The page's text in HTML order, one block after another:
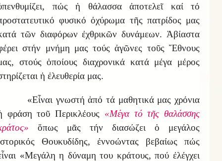
πώς ἡ θάλασσα ἀποτελεῖ καί τό
φυσικό ὀχύρωμα τῆς πατρίδος μας
τῶν διαφόρων ἐχθρικῶν δυνάμεων. Ἀβίαστα
στήν μνήμη μας τούς ἀγῶνες τοῦς Ἔθνους
στούς ὁποίους διαχρονικά κατά μέγα μέρος
ἡ ἐλευθερία μας.
«Εἶναι γνωστή ἀπό τά μαθητικά μας χρόνια
φράση τοῦ Περικλέους «Μέγα τό τῆς θαλάσσης
ὅπως μᾶς τήν διασώζει ὁ μεγάλος
Θουκυδίδης, ἐννοώντας βεβαίως πώς
«Μεγάλη η δύναμη του κράτους, πού ἐλέγχει